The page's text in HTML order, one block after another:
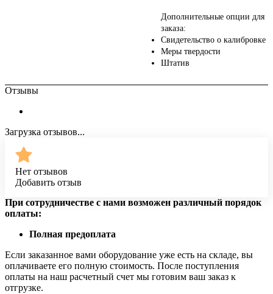
Дополнительные опции для
заказа:
Свидетельство о калибровке
Меры твердости
Штатив
Отзывы
Загрузка отзывов...
Нет отзывов
Добавить отзыв
При сотрудничестве с нами возможен различный порядок
оплаты:
Полная предоплата
Если заказанное вами оборудование уже есть на складе, вы
оплачиваете его полную стоимость. После поступления
оплаты на наш расчетный счет мы готовим ваш заказ к
отгрузке.